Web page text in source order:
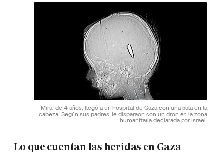
Mira, de 4 años, llegó a un hospital de Gaza con una bala en la
cabeza. Según sus padres, le disparaon con un dron en la zona
humanitaria declarada por Israel.
Lo que cuentan las heridas en Gaza